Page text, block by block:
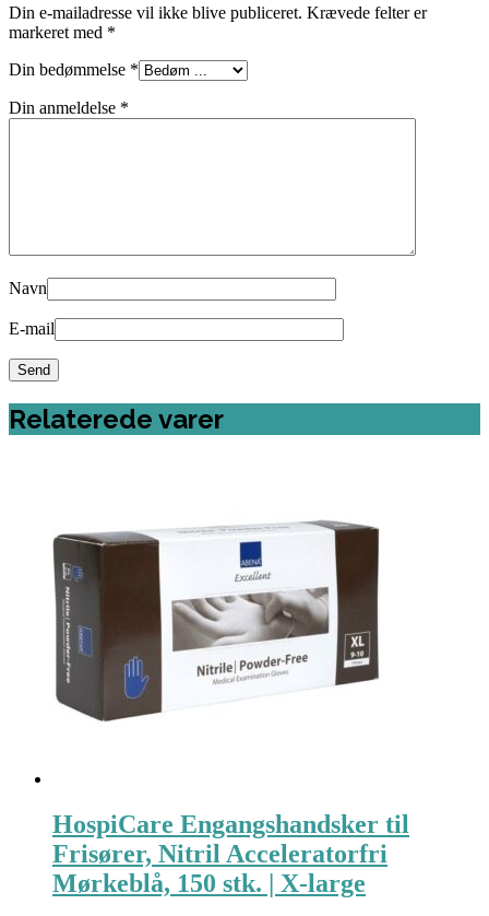
Din e-mailadresse vil ikke blive publiceret. Krævede felter er
markeret med *
Din bedømmelse *
Din anmeldelse *
Navn
E-mail
Relaterede varer
HospiCare Engangshandsker til
Frisører, Nitril Acceleratorfri
Mørkeblå, 150 stk. | X-large